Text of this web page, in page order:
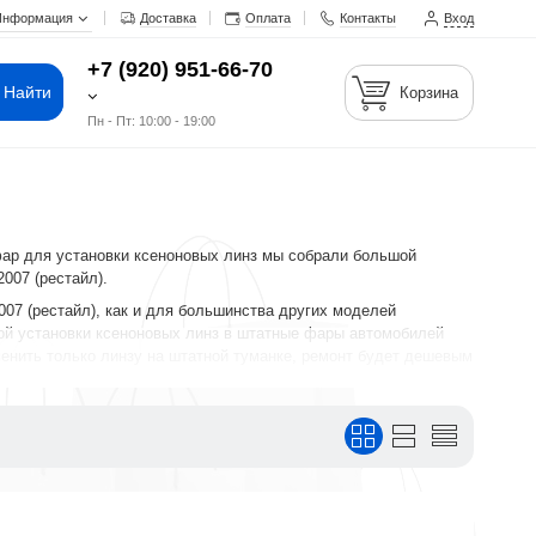
Доставка Оплата Контакты Вход
Найти
+7 (920) 951-66-70
Пн - Пт: 10:00 - 19:00
Корзина
для установки ксеноновых линз мы собрали большой
(рестайл).
(рестайл), как и для большинства других моделей
установки ксеноновых линз в штатные фары автомобилей
только линзу на штатной туманке, ремонт будет дешевым
установки в вашу штатную фару.